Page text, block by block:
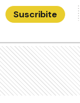
Suscribite